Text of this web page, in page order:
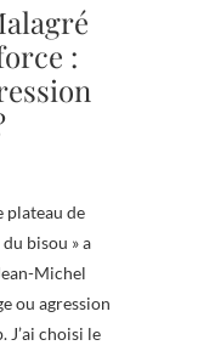
:
plateau de
bisou » a
Michel
ou agression
J’ai choisi le